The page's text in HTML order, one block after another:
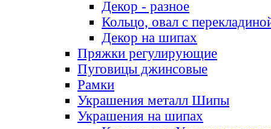
Декор - разное
Кольцо, овал с
Декор на шипах
Пряжки регулирующие
Пуговицы джинсовые
Рамки
Украшения металл Шипы
Украшения на шипах